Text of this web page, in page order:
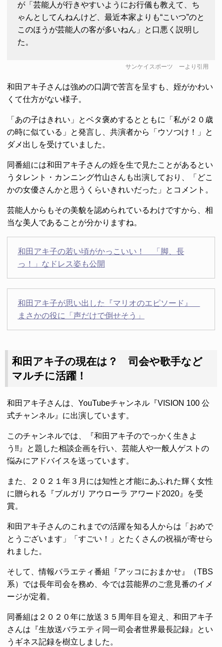
が「芸能人が行きやすいようにお行儀も教えて、ち
ゃんとしてんねんけど、最近本家よりも“こいつ”のと
このほうが芸能人の客が多いねん」と口悪く説明し
た。
サンケイスポーツ ーより引用
和田アキ子さんは強めの口調で苦言を呈すも、姪がかわい
くて仕方がない様子。
「あの子はきれい」とベタ褒めするとともに「私が２０歳
の時に似ている」と発言し、共演者から「ウソつけ！」と
ダメ出しを受けていました。
同番組には和田アキ子さんの姪を生で見たことがあるとい
うタレント・カンニング竹山さんも出演しており、「どこ
かの女優さんかと思うくらいきれいだった」とコメント。
芸能人からもその美貌を認められているわけですから、相
当な美人であることが分かりますね。
和田アキ子の若い頃がかっこいい！ 「脚、長
っ！」なドレス姿も公開
和田アキ子が思い出した『マリオのエピソード』
まさかの役に「声だけで倒せそう」
和田アキ子の現在は？ 司会や歌手など
マルチに活躍！
和田アキ子さんは、YouTubeチャンネル『VISION 100 公
式チャンネル』に出演しています。
このチャンネルでは、『和田アキ子のでっかく生きよ
う!!』と題した相談企画を行い、芸能人や一般人ゲストの
悩みにアドバイスを送っています。
また、２０２１年３月には知性と才能にあふれた輝く女性
に贈られる『ブルガリ アウローラ アワード2020』を受
賞。
和田アキ子さんのこれまでの活躍を知る人からは「おめで
とうございます」「すごい！」とたくさんの祝福が寄せら
れました。
そして、情報バラエティ番組『アッコにおまかせ』（TBS
系）では長年司会を務め、今では芸能界のご意見番のイメ
ージが定着。
同番組は２０２０年に放送３５周年目を迎え、和田アキ子
さんは『生放送バラエティ同一司会者世界最長記録』とい
うギネス記録を樹立しました。